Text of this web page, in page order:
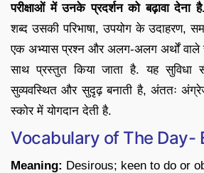
परीक्षाओं में उनके प्रदर्शन को बढ़ावा देना है.
शब्द उसकी परिभाषा, उपयोग के उदाहरण,
एक अभ्यास प्रश्न और अलग-अलग अर्थों वाले
साथ प्रस्तुत किया जाता है. यह सुविधा
सुव्यवस्थित और सुदृढ़ बनाती है, अंततः
स्कोर में योगदान देती है.
Vocabulary of The Day-
Meaning: Desirous; keen to do or